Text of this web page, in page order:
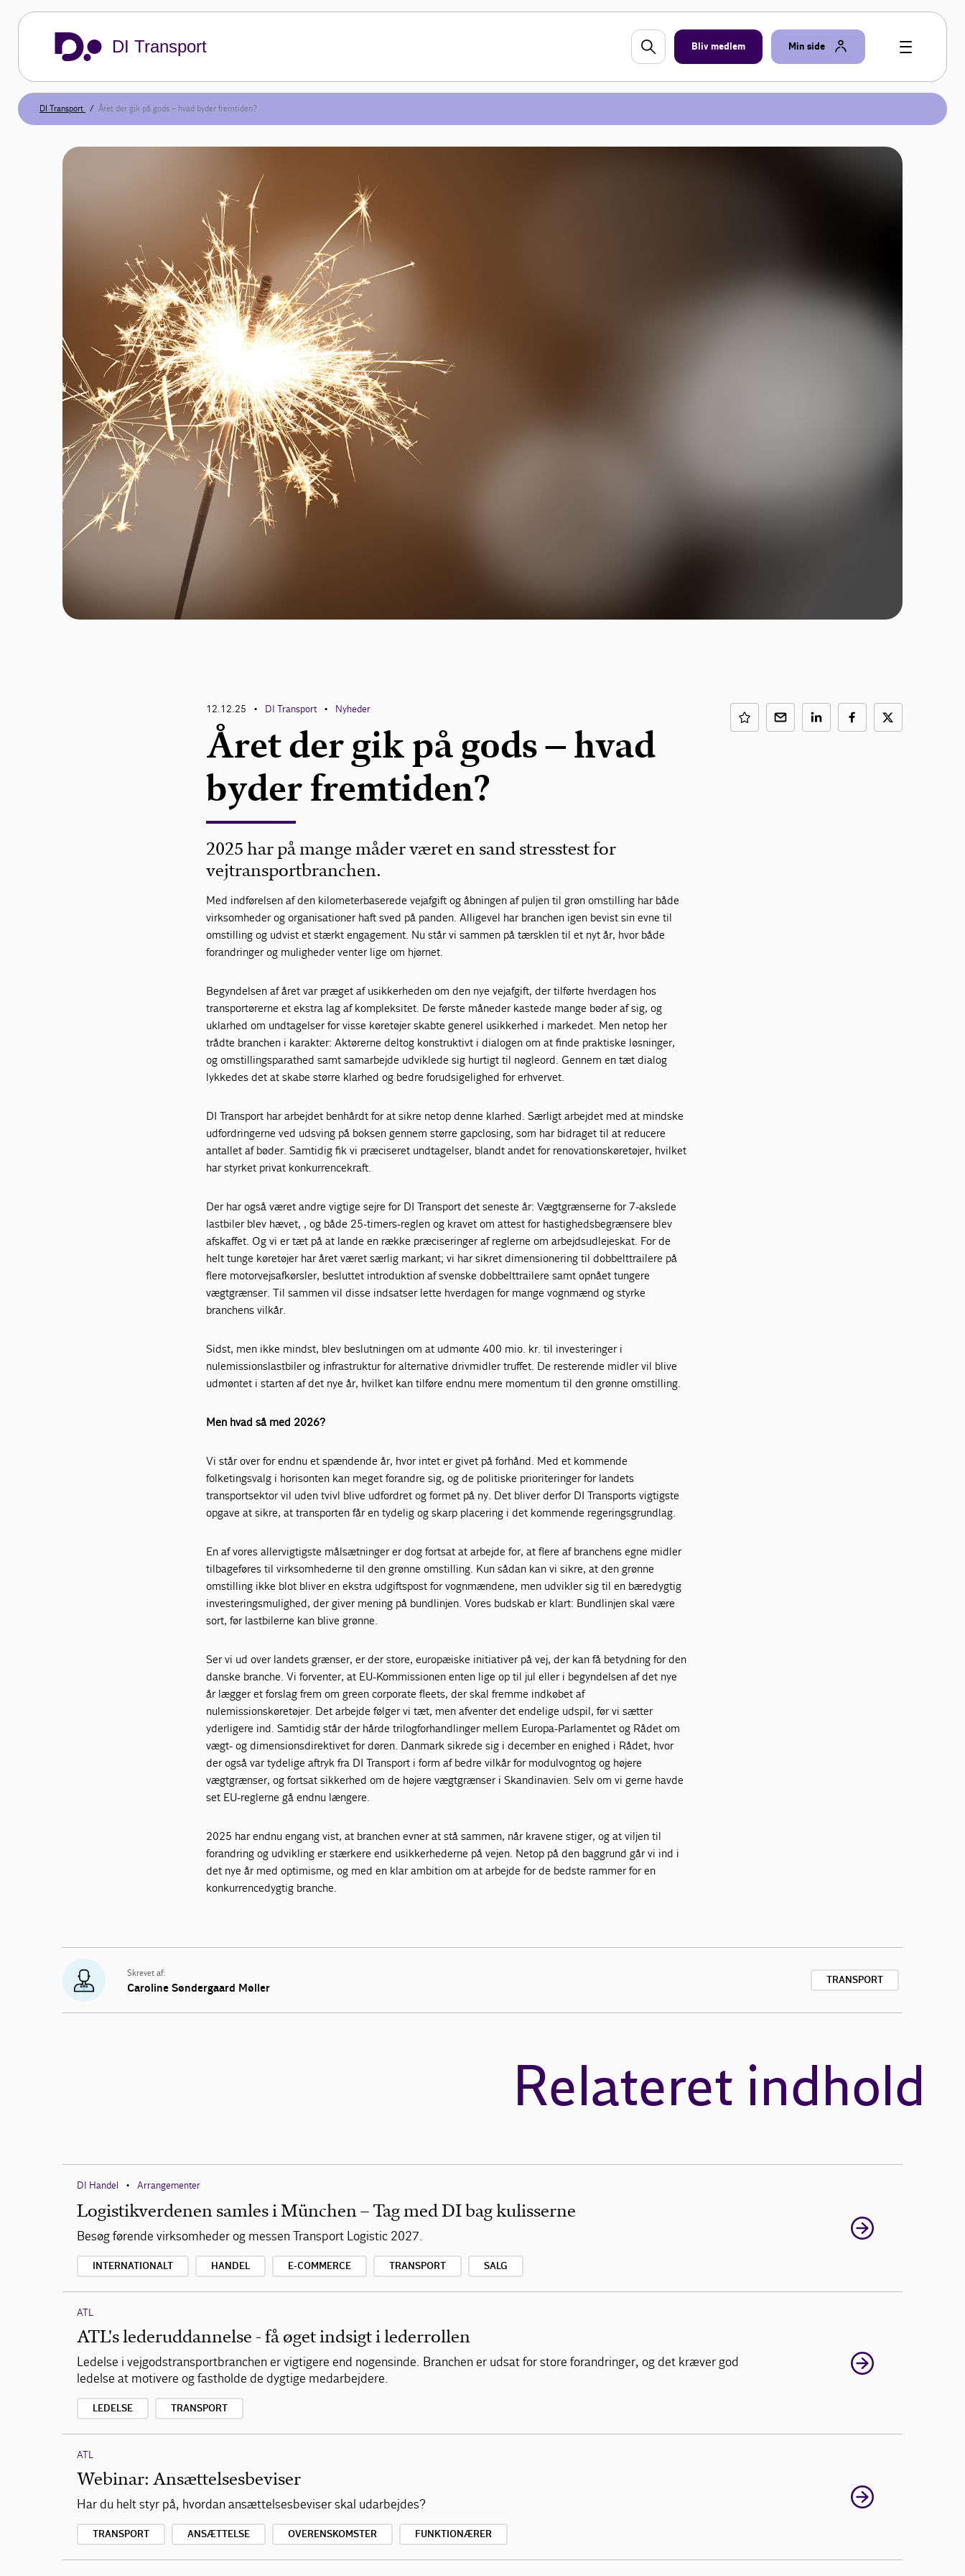
DI Transport Bliv medlem Min side
DI Transport Året der gik på gods – hvad byder fremtiden?
12.12.25 • DI Transport • Nyheder
Året der gik på gods – hvad
byder fremtiden?
2025 har på mange måder været en sand stresstest for
vejtransportbranchen.
Med indførelsen af den kilometerbaserede vejafgift og åbningen af puljen til grøn omstilling har både
virksomheder og organisationer haft sved på panden. Alligevel har branchen igen bevist sin evne til
omstilling og udvist et stærkt engagement. Nu står vi sammen på tærsklen til et nyt år, hvor både
forandringer og muligheder venter lige om hjørnet.
Begyndelsen af året var præget af usikkerheden om den nye vejafgift, der tilførte hverdagen hos
transportørerne et ekstra lag af kompleksitet. De første måneder kastede mange bøder af sig, og
uklarhed om undtagelser for visse køretøjer skabte generel usikkerhed i markedet. Men netop her
trådte branchen i karakter: Aktørerne deltog konstruktivt i dialogen om at finde praktiske løsninger,
og omstillingsparathed samt samarbejde udviklede sig hurtigt til nøgleord. Gennem en tæt dialog
lykkedes det at skabe større klarhed og bedre forudsigelighed for erhvervet.
DI Transport har arbejdet benhårdt for at sikre netop denne klarhed. Særligt arbejdet med at mindske
udfordringerne ved udsving på boksen gennem større gapclosing, som har bidraget til at reducere
antallet af bøder. Samtidig fik vi præciseret undtagelser, blandt andet for renovationskøretøjer, hvilket
har styrket privat konkurrencekraft.
Der har også været andre vigtige sejre for DI Transport det seneste år: Vægtgrænserne for 7-akslede
lastbiler blev hævet, , og både 25-timers-reglen og kravet om attest for hastighedsbegrænsere blev
afskaffet. Og vi er tæt på at lande en række præciseringer af reglerne om arbejdsudlejeskat. For de
helt tunge køretøjer har året været særlig markant; vi har sikret dimensionering til dobbelttrailere på
flere motorvejsafkørsler, besluttet introduktion af svenske dobbelttrailere samt opnået tungere
vægtgrænser. Til sammen vil disse indsatser lette hverdagen for mange vognmænd og styrke
branchens vilkår.
Sidst, men ikke mindst, blev beslutningen om at udmønte 400 mio. kr. til investeringer i
nulemissionslastbiler og infrastruktur for alternative drivmidler truffet. De resterende midler vil blive
udmøntet i starten af det nye år, hvilket kan tilføre endnu mere momentum til den grønne omstilling.
Men hvad så med 2026?
Vi står over for endnu et spændende år, hvor intet er givet på forhånd. Med et kommende
folketingsvalg i horisonten kan meget forandre sig, og de politiske prioriteringer for landets
transportsektor vil uden tvivl blive udfordret og formet på ny. Det bliver derfor DI Transports vigtigste
opgave at sikre, at transporten får en tydelig og skarp placering i det kommende regeringsgrundlag.
En af vores allervigtigste målsætninger er dog fortsat at arbejde for, at flere af branchens egne midler
tilbageføres til virksomhederne til den grønne omstilling. Kun sådan kan vi sikre, at den grønne
omstilling ikke blot bliver en ekstra udgiftspost for vognmændene, men udvikler sig til en bæredygtig
investeringsmulighed, der giver mening på bundlinjen. Vores budskab er klart: Bundlinjen skal være
sort, før lastbilerne kan blive grønne.
Ser vi ud over landets grænser, er der store, europæiske initiativer på vej, der kan få betydning for den
danske branche. Vi forventer, at EU-Kommissionen enten lige op til jul eller i begyndelsen af det nye
år lægger et forslag frem om green corporate fleets, der skal fremme indkøbet af
nulemissionskøretøjer. Det arbejde følger vi tæt, men afventer det endelige udspil, før vi sætter
yderligere ind. Samtidig står der hårde trilogforhandlinger mellem Europa-Parlamentet og Rådet om
vægt- og dimensionsdirektivet for døren. Danmark sikrede sig i december en enighed i Rådet, hvor
der også var tydelige aftryk fra DI Transport i form af bedre vilkår for modulvogntog og højere
vægtgrænser, og fortsat sikkerhed om de højere vægtgrænser i Skandinavien. Selv om vi gerne havde
set EU-reglerne gå endnu længere.
2025 har endnu engang vist, at branchen evner at stå sammen, når kravene stiger, og at viljen til
forandring og udvikling er stærkere end usikkerhederne på vejen. Netop på den baggrund går vi ind i
det nye år med optimisme, og med en klar ambition om at arbejde for de bedste rammer for en
konkurrencedygtig branche.
Skrevet af:
Caroline Søndergaard Møller
TRANSPORT
Relateret indhold
DI Handel • Arrangementer
Logistikverdenen samles i München – Tag med DI bag kulisserne
Besøg førende virksomheder og messen Transport Logistic 2027.
INTERNATIONALT HANDEL E-COMMERCE TRANSPORT SALG
ATL
ATL's lederuddannelse - få øget indsigt i lederrollen
Ledelse i vejgodstransportbranchen er vigtigere end nogensinde. Branchen er udsat for store forandringer, og det kræver god
ledelse at motivere og fastholde de dygtige medarbejdere.
LEDELSE TRANSPORT
ATL
Webinar: Ansættelsesbeviser
Har du helt styr på, hvordan ansættelsesbeviser skal udarbejdes?
TRANSPORT ANSÆTTELSE OVERENSKOMSTER FUNKTIONÆRER